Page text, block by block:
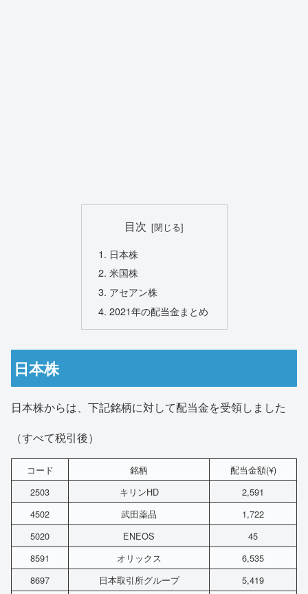
目次
日本株
米国株
アセアン株
2021年の配当金まとめ
日本株
日本株からは、下記銘柄に対して配当金を受領しました
（すべて税引後）
コード 銘柄
配当金額(¥)
2503
キリンHD
2,591
4502
武田薬品
1,722
5020
ENEOS
45
8591
オリックス
6,535
8697
日本取引所グループ
5,419